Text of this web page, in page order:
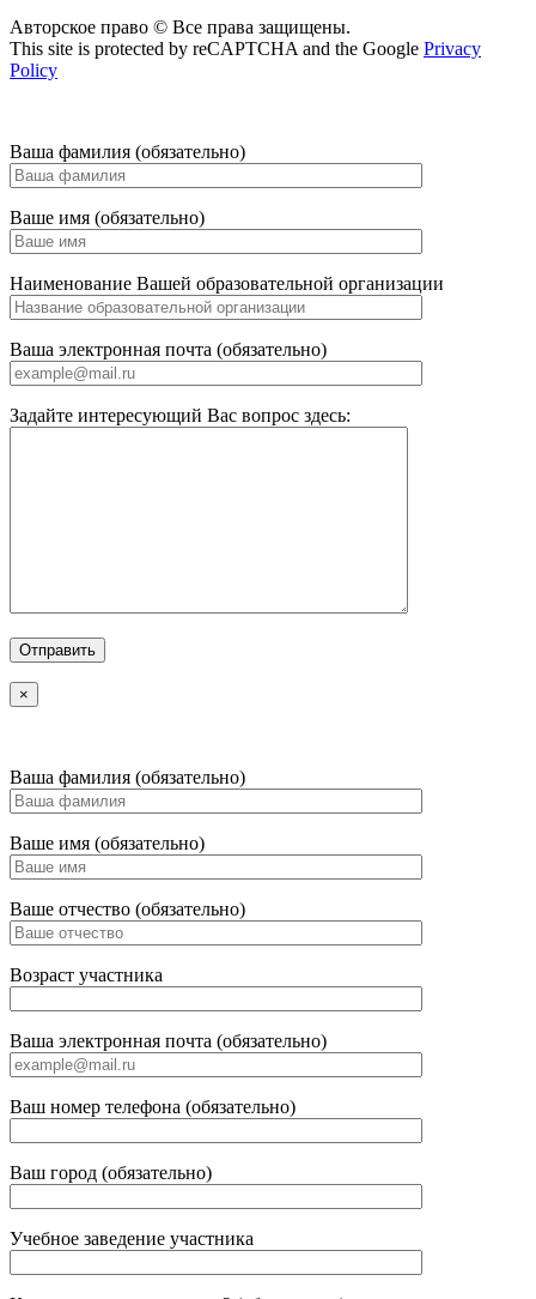
Авторское право © Все права защищены.
This site is protected by reCAPTCHA and the Google Privacy
Policy
Ваша фамилия (обязательно)
Ваше имя (обязательно)
Наименование Вашей образовательной организации
Ваша электронная почта (обязательно)
Задайте интересующий Вас вопрос здесь:
×
Ваша фамилия (обязательно)
Ваше имя (обязательно)
Ваше отчество (обязательно)
Возраст участника
Ваша электронная почта (обязательно)
Ваш номер телефона (обязательно)
Ваш город (обязательно)
Учебное заведение участника